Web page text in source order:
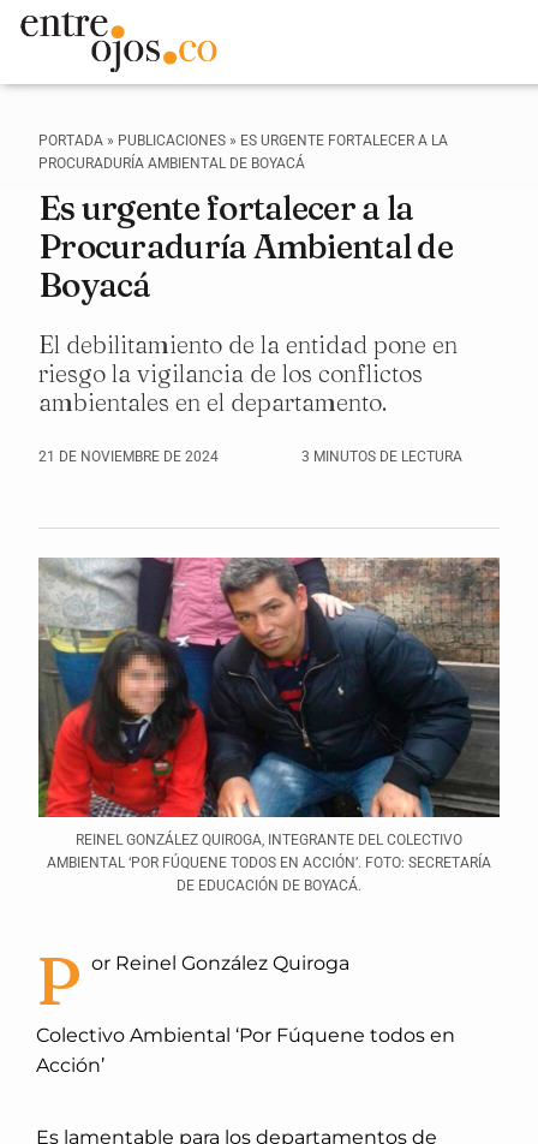
PORTADA » PUBLICACIONES » ES URGENTE FORTALECER A LA
PROCURADURÍA AMBIENTAL DE BOYACÁ
Es urgente fortalecer a la
Procuraduría Ambiental de
Boyacá
El debilitamiento de la entidad pone en
riesgo la vigilancia de los conflictos
ambientales en el departamento.
21 DE NOVIEMBRE DE 2024 3 MINUTOS DE LECTURA
REINEL GONZÁLEZ QUIROGA, INTEGRANTE DEL COLECTIVO
AMBIENTAL ‘POR FÚQUENE TODOS EN ACCIÓN’. FOTO: SECRETARÍA
DE EDUCACIÓN DE BOYACÁ.
P or Reinel González Quiroga
Colectivo Ambiental ‘Por Fúquene todos en
Acción’
Es lamentable para los departamentos de